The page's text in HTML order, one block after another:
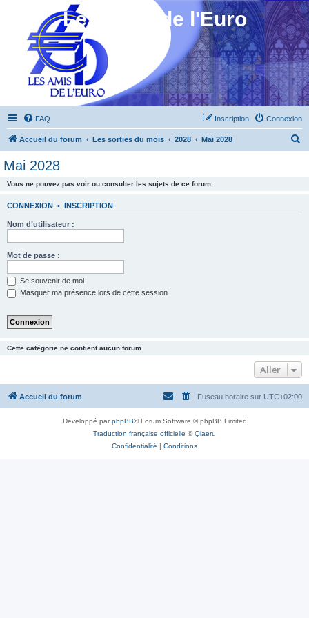
Les Amis de l'Euro
FAQ Connexion
Inscription
Accueil du forum Les sorties du mois 2028 Mai 2028
Mai 2028
Vous ne pouvez pas voir ou consulter les sujets de ce forum.
CONNEXION • INSCRIPTION
Nom d’utilisateur :
Mot de passe :
Se souvenir de moi
Masquer ma présence lors de cette session
Cette catégorie ne contient aucun forum.
Aller
Accueil du forum Fuseau horaire sur UTC+02:00
Développé parphpBB® Forum Software © phpBB Limited
Traduction française officielle ©Qiaeru
Confidentialité | Conditions